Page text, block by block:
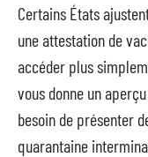
Certains États
une attestation de
accéder plus
vous donne un
besoin de présenter
quarantaine